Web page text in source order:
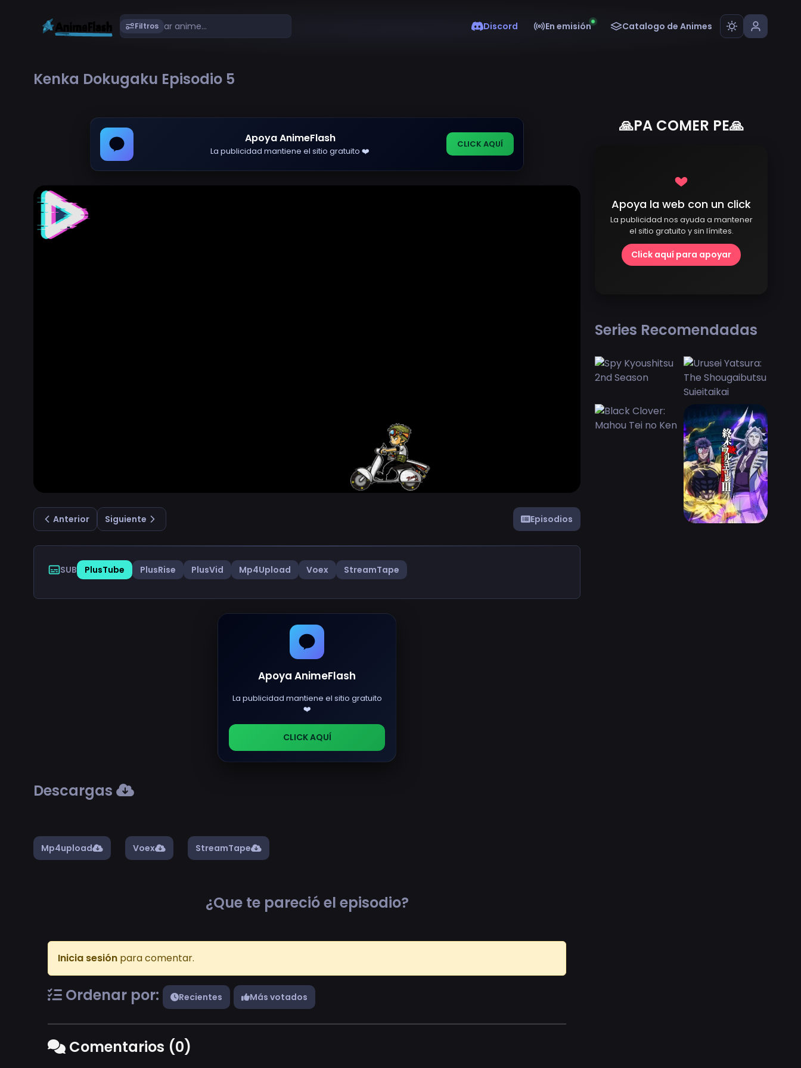
Filtros Discord En emisión Catalogo de Animes
Kenka Dokugaku Episodio 5
Apoya AnimeFlash
La publicidad mantiene el sitio gratuito ❤️
CLICK AQUÍ
Anterior Siguiente Episodios
SUB PlusTube PlusRise PlusVid Mp4Upload Voex StreamTape
Apoya AnimeFlash
La publicidad mantiene el sitio gratuito
❤️
CLICK AQUÍ
Descargas
Mp4upload Voex StreamTape
¿Que te pareció el episodio?
Inicia sesión para comentar.
Ordenar por: Recientes Más votados
Comentarios (0)
🙏PA COMER PE🙏
Apoya la web con un click
La publicidad nos ayuda a mantener
el sitio gratuito y sin límites.
Click aquí para apoyar
Series Recomendadas